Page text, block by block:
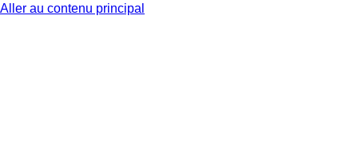
Aller au contenu principal